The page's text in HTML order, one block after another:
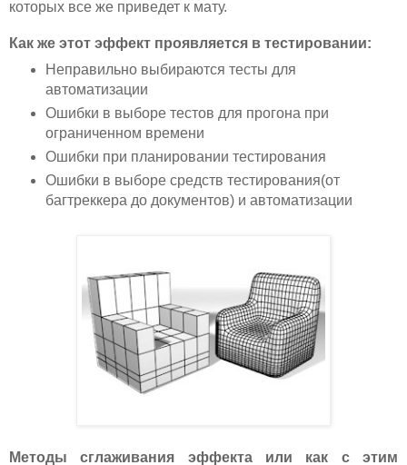
которых все же приведет к мату.
Как же этот эффект проявляется в тестировании:
Неправильно выбираются тесты для
автоматизации
Ошибки в выборе тестов для прогона при
ограниченном времени
Ошибки при планировании тестирования
Ошибки в выборе средств тестирования(от
багтреккера до документов) и автоматизации
Методы сглаживания эффекта или как с этим